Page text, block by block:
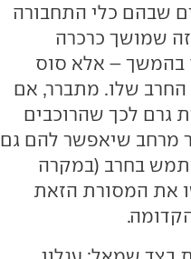
שבהם כלי התחבורה
שמושך כרכרה
בהמשך – אלא סוס
החרב שלו. מתברר, אם
גרם לכך שהרוכבים
מרחב שיאפשר להם גם
בחרב (במקרה
את המסורת הזאת